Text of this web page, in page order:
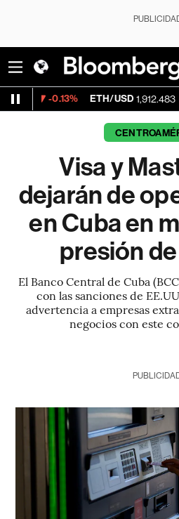
ETH/USD 1,912.483 -0.17%
Visa y
dejarán de
en Cuba en
presión
El Banco Central de Cuba
con las sanciones de
advertencia a empresas
negocios con este